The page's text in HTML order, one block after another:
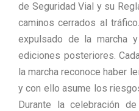
de Seguridad Vial y su
caminos cerrados al
expulsado de la marcha
ediciones posteriores.
la marcha reconoce haber
y con ello asume los
Durante la celebración